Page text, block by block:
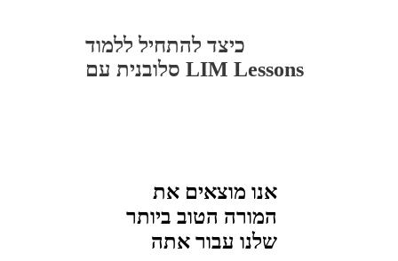
כיצד להתחיל ללמוד
סלובנית עם LIM Lessons
אנו מוצאים את
המורה הטוב ביותר
שלנו עבור אתה